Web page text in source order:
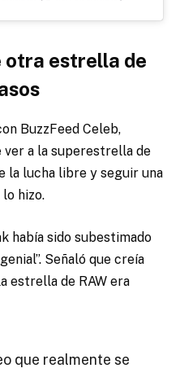
otra estrella de
BuzzFeed Celeb,
ver a la superestrella de
la lucha libre y seguir una
hizo.
había sido subestimado
Señaló que creía
estrella de RAW era
que realmente se